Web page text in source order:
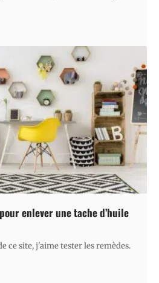
enlever une tache d’huile
ce site, j'aime tester les remèdes.